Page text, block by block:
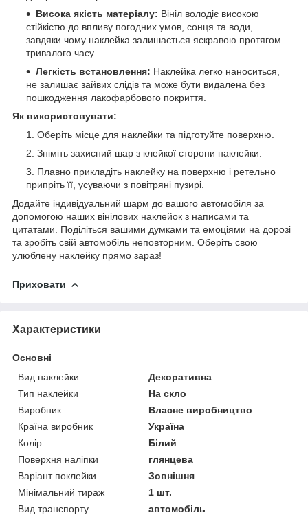
Висока якість матеріалу: Вініл володіє високою
стійкістю до впливу погодних умов, сонця та води,
завдяки чому наклейка залишається яскравою протягом
тривалого часу.
Легкість встановлення: Наклейка легко наноситься,
не залишає зайвих слідів та може бути видалена без
пошкодження лакофарбового покриття.
Як використовувати:
Оберіть місце для наклейки та підготуйте поверхню.
Зніміть захисний шар з клейкої сторони наклейки.
Плавно прикладіть наклейку на поверхню і ретельно
припріть її, усуваючи з повітряні пузирі.
Додайте індивідуальний шарм до вашого автомобіля за
допомогою наших вінілових наклейок з написами та
цитатами. Поділіться вашими думками та емоціями на дорозі
та зробіть свій автомобіль неповторним. Оберіть свою
улюблену наклейку прямо зараз!
Приховати
Характеристики
Основні
Вид наклейки
Декоративна
Тип наклейки
На скло
Виробник
Власне виробництво
Країна виробник
Україна
Колір
Білий
Поверхня наліпки
глянцева
Варіант поклейки
Зовнішня
Мінімальний тираж
1 шт.
Вид транспорту
автомобіль